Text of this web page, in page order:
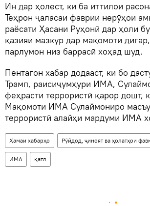
Ин дар ҳолест, ки ба иттилои
Теҳрон ҷаласаи фаврии нерӯҳои
раёсати Ҳасани Руҳонӣ дар ҳоли
қазияи мазкур дар мақомоти
парлумон низ баррасӣ хоҳад шуд.
Пентагон хабар додааст, ки бо
Трамп, раисиҷумҳури ИМА,
феҳрасти террористӣ қарор дошт,
Мақомоти ИМА Сулаймониро
террористӣ алайҳи мардуми ИМА
Ҳамаи хабарҳо Рӯйдод, ҷиноят ва ҳолатҳои
ИМА қатл